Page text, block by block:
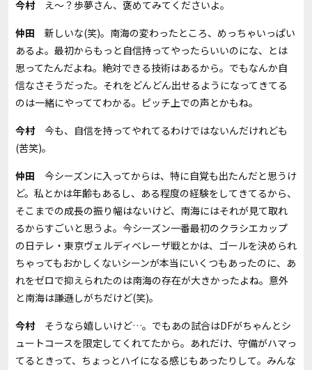
今村え～？歩夢さん、褒めてみてくださいよ。
仲田 新しいな(笑)。南海の変わったところ、めっちゃいっぱい
あるよ。最初からもっと自信持ってやったらいいのにな、とは
思ってたんだよね。絶対できる技術はあるから。でもなんか自
信なさそうだった。それをどんどん出せるようになってきてる
のは一緒にやっててわかる。ピッチ上での声とかもね。
今村今も、自信を持ってやれてるわけではないんだけれども
(苦笑)。
仲田 今シーズンに入ってからは、特に自覚も出たんだと思うけ
ど。私とかは年齢もあるし、ある程度の経験をしてきてるから、
そこまでの成長の振り幅はないけど、南海にはそれが見て取れ
るからすごいと思うよ。今シーズン一番最初のクラシエカップ
の日テレ・東京ヴェルディベレーザ戦とかは、ゴールを決められ
ちゃってもおかしくないシーンが本当にいくつもあったのに、あ
れをゼロで抑えられたのは南海の存在が大きかったよね。意外
と南海は謙遜しがちだけど(笑)。
今村そうなら嬉しいけど…。でもあの試合はDFがちゃんとシ
ュートコースを限定してくれてたから。あれだけ、守備がハマっ
てるときって、ちょっとハイになる感じもあったりして。みんな